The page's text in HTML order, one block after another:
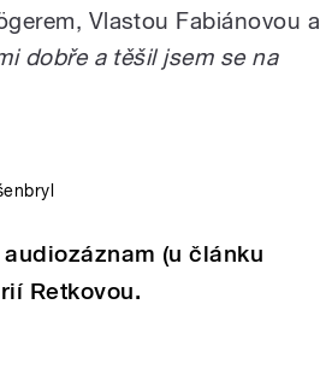
Vlastou Fabiánovou a
dobře a těšil jsem se na
(u článku
Retkovou.